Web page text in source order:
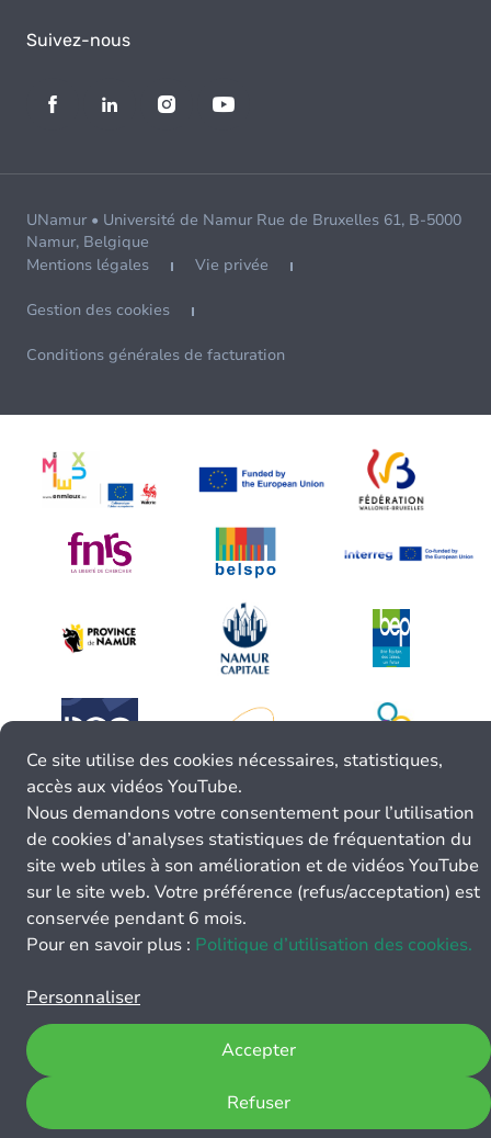
Suivez-nous
UNamur • Université de Namur Rue de Bruxelles 61, B-5000
Namur, Belgique
Mentions légales
Vie privée
Gestion des cookies
Conditions générales de facturation
Ce site utilise des cookies nécessaires, statistiques,
accès aux vidéos YouTube.
Nous demandons votre consentement pour l’utilisation
de cookies d’analyses statistiques de fréquentation du
site web utiles à son amélioration et de vidéos YouTube
sur le site web. Votre préférence (refus/acceptation) est
conservée pendant 6 mois.
Pour en savoir plus : Politique d’utilisation des cookies.
Personnaliser
Refuser
Accepter